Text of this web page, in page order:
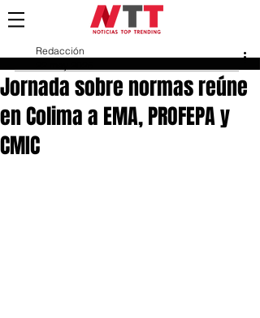
Jornada sobre normas reúne
en Colima a EMA, PROFEPA y
CMIC
Redacción